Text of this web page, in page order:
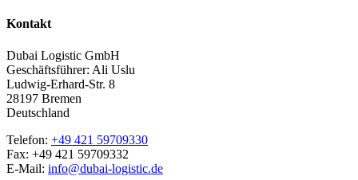
Kontakt
Dubai Logistic GmbH
Geschäftsführer: Ali Uslu
Ludwig-Erhard-Str. 8
28197 Bremen
Deutschland
Telefon: +49 421 59709330
Fax: +49 421 59709332
E-Mail: info@dubai-logistic.de